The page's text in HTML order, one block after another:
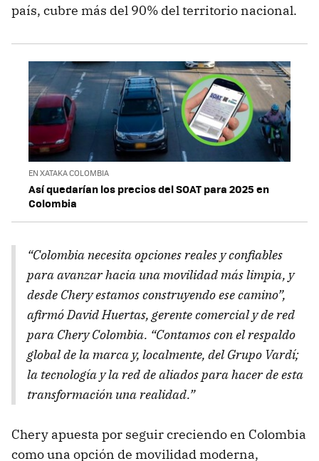
país, cubre más del 90% del territorio nacional.
EN XATAKA COLOMBIA
Así quedarían los precios del SOAT para 2025 en
Colombia
“Colombia necesita opciones reales y confiables
para avanzar hacia una movilidad más limpia, y
desde Chery estamos construyendo ese camino”,
afirmó David Huertas, gerente comercial y de red
para Chery Colombia. “Contamos con el respaldo
global de la marca y, localmente, del Grupo Vardí;
la tecnología y la red de aliados para hacer de esta
transformación una realidad.”
Chery apuesta por seguir creciendo en Colombia
como una opción de movilidad moderna,